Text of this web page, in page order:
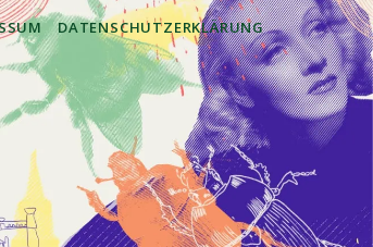
DATENSCHUTZERKLÄRUNG